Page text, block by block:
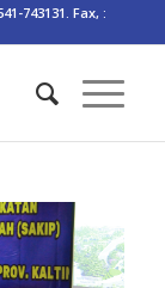
743131. Fax, :